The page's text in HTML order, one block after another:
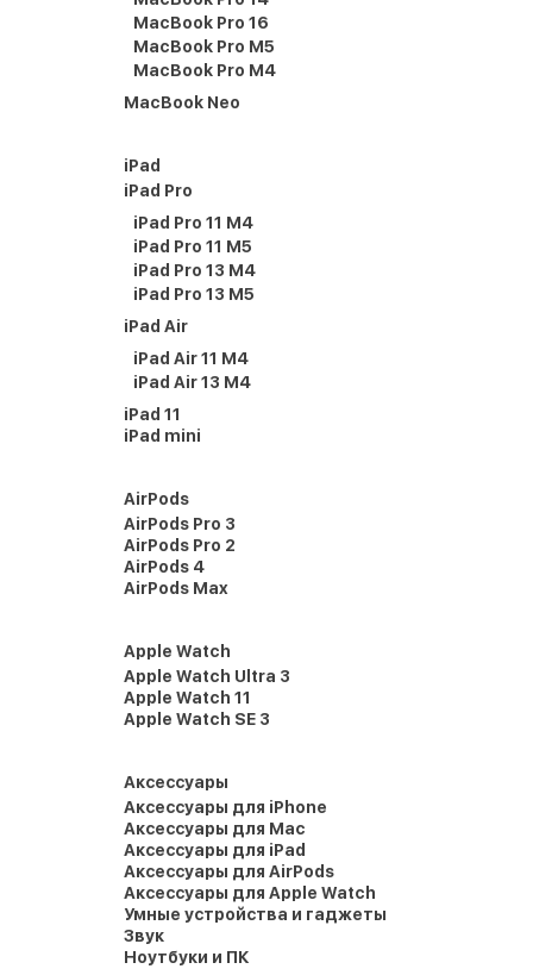
MacBook Pro 16
MacBook Pro M5
MacBook Pro M4
MacBook Neo
iPad
iPad Pro
iPad Pro 11 M4
iPad Pro 11 M5
iPad Pro 13 M4
iPad Pro 13 M5
iPad Air
iPad Air 11 M4
iPad Air 13 M4
iPad 11
iPad mini
AirPods
AirPods Pro 3
AirPods Pro 2
AirPods 4
AirPods Max
Apple Watch
Apple Watch Ultra 3
Apple Watch 11
Apple Watch SE 3
Аксессуары
Аксессуары для iPhone
Аксессуары для Mac
Аксессуары для iPad
Аксессуары для AirPods
Аксессуары для Apple Watch
Умные устройства и гаджеты
Звук
Ноутбуки и ПК